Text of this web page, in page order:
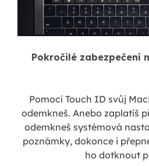
Pokročilé zabezpečení
Pomocí Touch ID svůj
odemkneš. Anebo zaplatíš
odemkneš systémová
poznámky, dokonce i
ho dotknout